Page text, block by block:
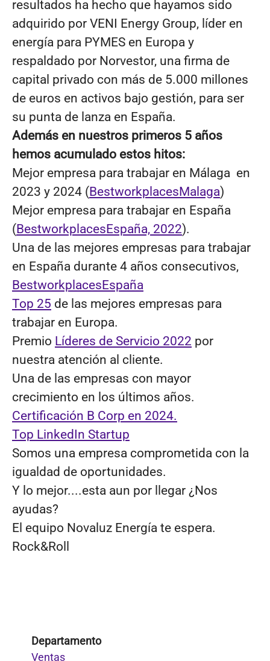
resultados ha hecho que hayamos sido
adquirido por VENI Energy Group, líder en
energía para PYMES en Europa y
respaldado por Norvestor, una firma de
capital privado con más de 5.000 millones
de euros en activos bajo gestión, para ser
su punta de lanza en España.
Además en nuestros primeros 5 años
hemos acumulado estos hitos:
Mejor empresa para trabajar en Málaga en
2023 y 2024 (BestworkplacesMalaga)
Mejor empresa para trabajar en España
(BestworkplacesEspaña, 2022).
Una de las mejores empresas para trabajar
en España durante 4 años consecutivos,
BestworkplacesEspaña
Top 25 de las mejores empresas para
trabajar en Europa.
Premio Líderes de Servicio 2022 por
nuestra atención al cliente.
Una de las empresas con mayor
crecimiento en los últimos años.
Certificación B Corp en 2024.
Top LinkedIn Startup
Somos una empresa comprometida con la
igualdad de oportunidades.
Y lo mejor....esta aun por llegar ¿Nos
ayudas?
El equipo Novaluz Energía te espera.
Rock&Roll
Departamento
Ventas